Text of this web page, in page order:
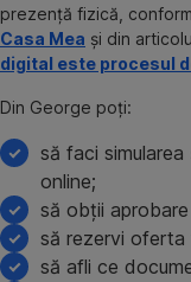
prezență fizică,
Casa Mea și din
digital este procesul
Din George poți:
să faci
online;
să obții
să rezervi
să afli ce